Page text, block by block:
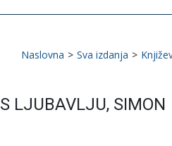
Naslovna > Sva izdanja >
S LJUBAVLJU, SIMON